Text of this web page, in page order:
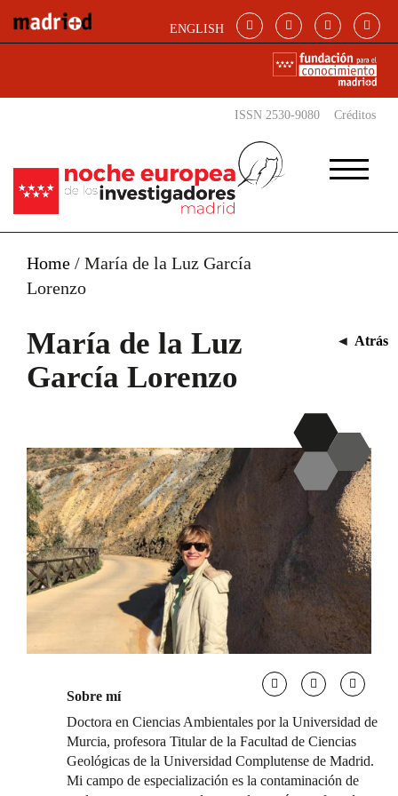
ENGLISH
ISSN 2530-9080 Créditos
Home / María de la Luz García
Lorenzo
María de la Luz
García Lorenzo
◄ Atrás
Sobre mí
Doctora en Ciencias Ambientales por la Universidad de
Murcia, profesora Titular de la Facultad de Ciencias
Geológicas de la Universidad Complutense de Madrid.
Mi campo de especialización es la contaminación de